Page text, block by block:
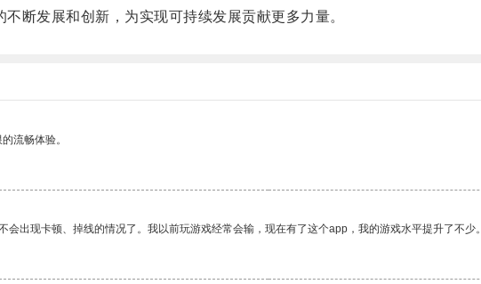
发展和创新，为实现可持续发展贡献更多力量。
流畅体验。
出现卡顿、掉线的情况了。我以前玩游戏经常会输，现在有了这个app，我的游戏水平提升了不少。